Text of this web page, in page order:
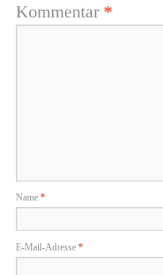
Kommentar *
Name *
E-Mail-Adresse *